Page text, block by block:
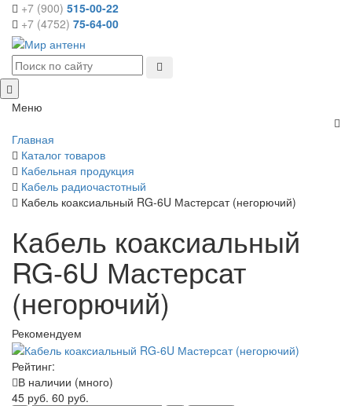
+7 (900) 515-00-22
+7 (4752) 75-64-00
Меню
Главная
Каталог товаров
Кабельная продукция
Кабель радиочастотный
Кабель коаксиальный RG-6U Мастерсат (негорючий)
Кабель коаксиальный
RG-6U Мастерсат
(негорючий)
Рекомендуем
Рейтинг:
В наличии (много)
45 руб. 60 руб.